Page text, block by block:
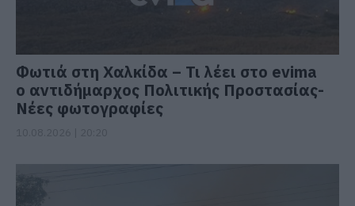
Φωτιά στη Χαλκίδα – Τι λέει στο evima
ο αντιδήμαρχος Πολιτικής Προστασίας-
Νέες φωτογραφίες